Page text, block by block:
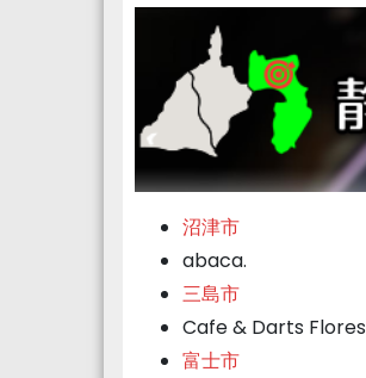
沼津市
abaca.
三島市
Cafe & Darts Flores
富士市